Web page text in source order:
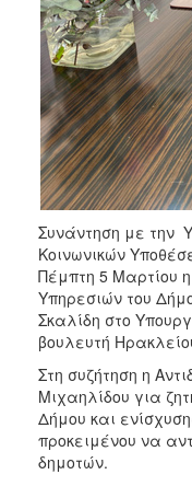
Συνάντηση με την
Κοινωνικών
Πέμπτη 5 Μαρτίου
Υπηρεσιών του
Σκαλίδη στο
βουλευτή
Στη συζήτηση η
Μιχαηλίδου για
Δήμου και
προκειμένου να
δημοτών.